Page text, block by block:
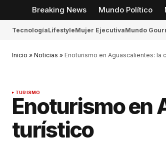
Breaking News Mundo Político
TecnologíaLifestyleMujer EjecutivaMundo
Inicio » Noticias » Enoturismo en Aguascalientes: la
TURISMO
Enoturismo en
turístico